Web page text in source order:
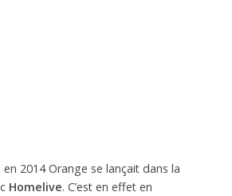
2014 Orange se lançait dans la
Homelive. C’est en effet en